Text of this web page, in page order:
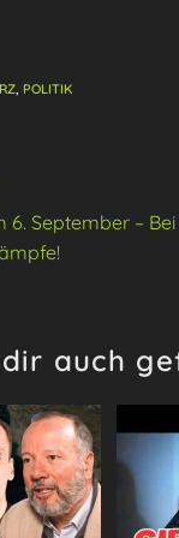
POLITIK
September –
auch